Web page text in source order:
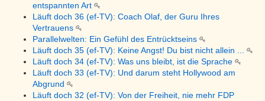
entspannten Art
Läuft doch 36 (ef-TV): Coach Olaf, der Guru Ihres
Vertrauens
Parallelwelten: Ein Gefühl des Entrücktseins
Läuft doch 35 (ef-TV): Keine Angst! Du bist nicht allein ...
Läuft doch 34 (ef-TV): Was uns bleibt, ist die Sprache
Läuft doch 33 (ef-TV): Und darum steht Hollywood am
Abgrund
Läuft doch 32 (ef-TV): Von der Freiheit, nie mehr FDP